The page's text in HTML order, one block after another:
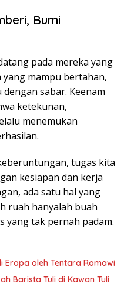
Bumi
pada mereka yang
mampu bertahan,
sabar. Keenam
ketekunan,
menemukan
tugas kita
kesiapan dan kerja
ada satu hal yang
ruah hanyalah buah
yang tak pernah padam.
Eropa oleh Tentara Romawi
Barista Tuli di Kawan Tuli